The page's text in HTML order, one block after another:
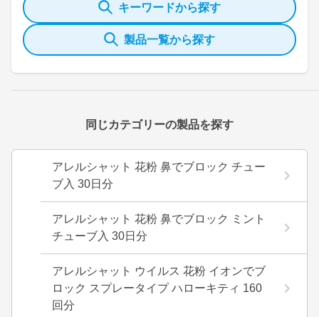
キーワードから探す
製品一覧から探す
同じカテゴリーの製品を探す
アレルシャット 花粉 鼻でブロック チュー
ブ入 30日分
アレルシャット 花粉 鼻でブロック ミント
チューブ入 30日分
アレルシャット ウイルス 花粉 イオンでブ
ロック スプレータイプ ハローキティ 160
回分